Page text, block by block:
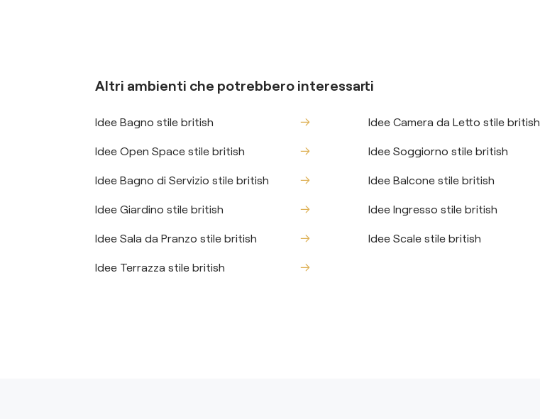
Altri ambienti che potrebbero interessarti
Idee Bagno stile british Idee Camera da Letto stile british
Idee Open Space stile british Idee Soggiorno stile british
Idee Bagno di Servizio stile british Idee Balcone stile british
Idee Giardino stile british Idee Ingresso stile british
Idee Sala da Pranzo stile british Idee Scale stile british
Idee Terrazza stile british